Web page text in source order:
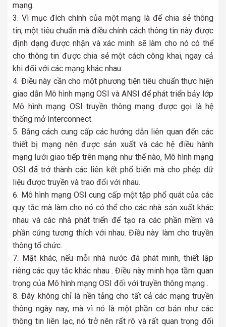
mạng.
Vì mục đích chính của một mạng là để chia sẻ thông
tin, một tiêu chuẩn mà điều chỉnh cách thông tin này được
định dạng được nhận và xác minh sẽ làm cho nó có thể
cho thông tin được chia sẻ một cách công khai, ngay cả
khi đối với các mạng khác nhau.
Điều này cần cho một phương tiện tiêu chuẩn thực hiện
giao dẫn Mô hình mạng OSI và ANSI để phát triển bảy lớp
Mô hình mạng OSI truyền thông mạng được gọi là hệ
thống mở Interconnect.
Bằng cách cung cấp các hướng dẫn liên quan đến các
thiết bị mạng nên được sản xuất và các hệ điều hành
mạng lưới giao tiếp trên mạng như thế nào, Mô hình mạng
OSI đã trở thành các liên kết phổ biến mà cho phép dữ
liệu được truyền và trao đổi với nhau.
Mô hình mạng OSI cung cấp một tập phổ quát của các
quy tắc mà làm cho nó có thể cho các nhà sản xuất khác
nhau và các nhà phát triển để tạo ra các phần mềm và
phần cứng tương thích với nhau. Điều này làm cho truyền
thông tổ chức.
Mặt khác, nếu mỗi nhà nước đã phát minh, thiết lập
riêng các quy tắc khác nhau . Điều này minh họa tầm quan
trọng của Mô hình mạng OSI đối với truyền thông mạng .
Đây không chỉ là nền tảng cho tất cả các mạng truyền
thông ngày nay, mà vì nó là một phần cơ bản như các
thông tin liên lạc, nó trở nên rất rõ và rất quan trọng đối